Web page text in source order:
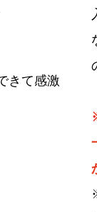
きて感激